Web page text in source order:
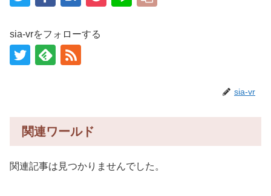
sia-vrをフォローする
sia-vr
関連ワールド
関連記事は見つかりませんでした。